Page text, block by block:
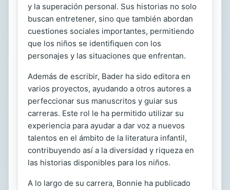
y la superación personal. Sus historias no solo
buscan entretener, sino que también abordan
cuestiones sociales importantes, permitiendo
que los niños se identifiquen con los
personajes y las situaciones que enfrentan.
Además de escribir, Bader ha sido editora en
varios proyectos, ayudando a otros autores a
perfeccionar sus manuscritos y guiar sus
carreras. Este rol le ha permitido utilizar su
experiencia para ayudar a dar voz a nuevos
talentos en el ámbito de la literatura infantil,
contribuyendo así a la diversidad y riqueza en
las historias disponibles para los niños.
A lo largo de su carrera, Bonnie ha publicado